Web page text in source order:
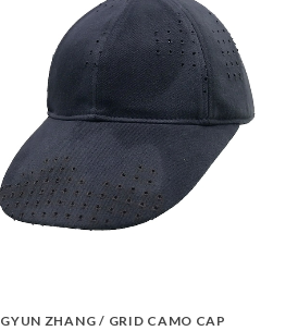
ZHANG / GRID CAMO CAP